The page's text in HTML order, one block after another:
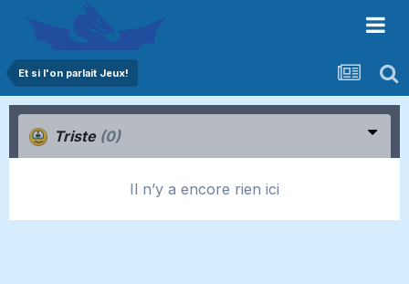
Et si l'on parlait Jeux!
Triste (0)
Il n’y a encore rien ici